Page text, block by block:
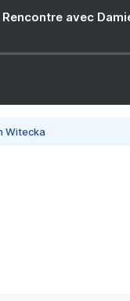
avec
Witecka